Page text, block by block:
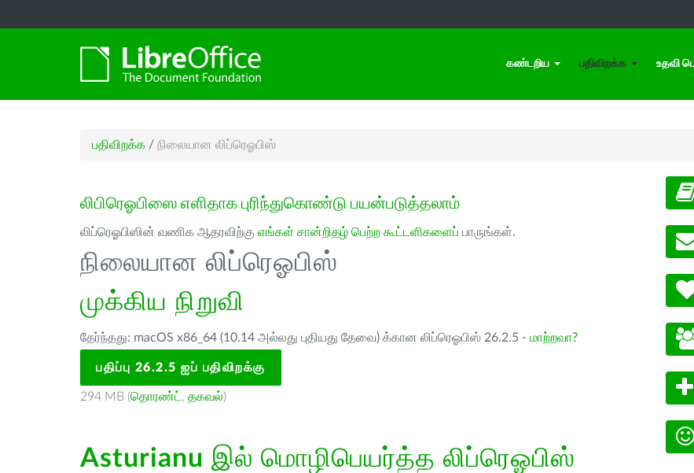
கண்டறிய பதிவிறக்க உதவி
பதிவிறக்க / நிலையான லிப்ரெஓபிஸ்
லிபிரெஓபிஸை எளிதாக புரிந்துகொண்டு பயன்படுத்தலாம்
லிப்ரெஓபிஸின் வணிக ஆதரவிற்கு எங்கள் சான்றிதழ் பெற்ற கூட்டளிகளைப் பாருங்கள்.
நிலையான லிப்ரெஓபிஸ்
முக்கிய நிறுவி
தேர்ந்தது: macOS x86_64 (10.14 அல்லது புதியது தேவை) க்கான லிப்ரெஓபிஸ் 26.2.5 - மாற்றவா?
பதிப்பு 26.2.5 ஐப் பதிவிறக்கு
294 MB (தொரண்ட் , தகவல்)
Asturianu இல் மொழிபெயர்த்த லிப்ரெஓபிஸ்